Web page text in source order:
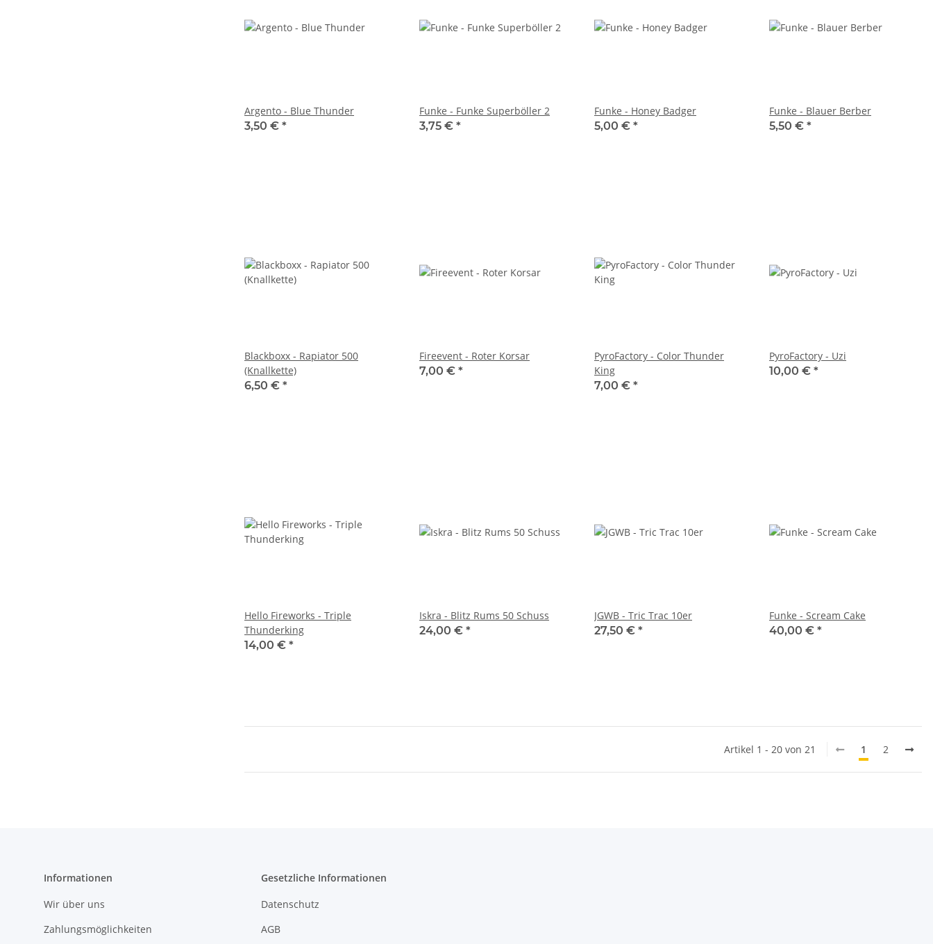
Argento - Blue Thunder
3,50 € *
Funke - Funke Superböller 2
3,75 € *
Funke - Honey Badger
5,00 € *
Funke - Blauer Berber
5,50 € *
Blackboxx - Rapiator 500
(Knallkette)
6,50 € *
Fireevent - Roter Korsar
7,00 € *
PyroFactory - Color Thunder
King
7,00 € *
PyroFactory - Uzi
10,00 € *
Hello Fireworks - Triple
Thunderking
14,00 € *
Iskra - Blitz Rums 50 Schuss
24,00 € *
JGWB - Tric Trac 10er
27,50 € *
Funke - Scream Cake
40,00 € *
Artikel 1 - 20 von 21 1 2
Informationen
Wir über uns
Zahlungsmöglichkeiten
Gesetzliche Informationen
Datenschutz
AGB